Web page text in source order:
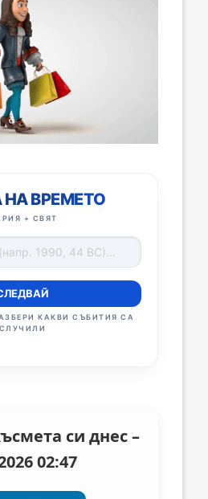
ВРЕМЕТО
+ СВЯТ
КАКВИ СЪБИТИЯ СА
си днес –
02:47